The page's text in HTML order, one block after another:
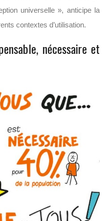
universelle », anticipe la
contextes d’utilisation.
nécessaire et